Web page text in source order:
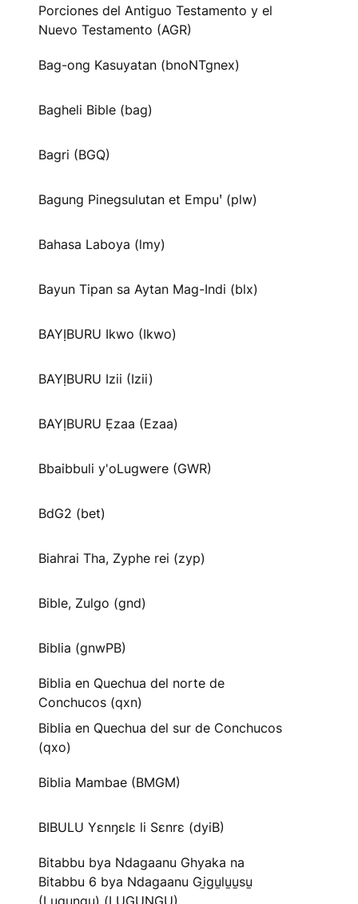
Porciones del Antiguo Testamento y el
Nuevo Testamento (AGR)
Bag-ong Kasuyatan (bnoNTgnex)
Bagheli Bible (bag)
Bagri (BGQ)
Bagung Pinegsulutan et Empuꞌ (plw)
Bahasa Laboya (lmy)
Bayun Tipan sa Aytan Mag-Indi (blx)
BAYỊBURU Ikwo (Ikwo)
BAYỊBURU Izii (Izii)
BAYỊBURU Ẹzaa (Ezaa)
Bbaibbuli y'oLugwere (GWR)
BdG2 (bet)
Biahrai Tha, Zyphe rei (zyp)
Bible, Zulgo (gnd)
Biblia (gnwPB)
Biblia en Quechua del norte de
Conchucos (qxn)
Biblia en Quechua del sur de Conchucos
(qxo)
Biblia Mambae (BMGM)
BIBULU Yɛnŋɛlɛ li Sɛnrɛ (dyiB)
Bitabbu bya Ndagaanu Ghyaka na
Bitabbu 6 bya Ndagaanu Gi̱gu̱lu̱u̱su̱
(Lugungu) (LUGUNGU)